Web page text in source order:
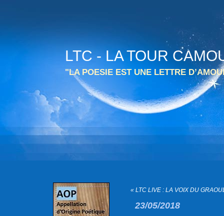
LTC - LA TOUR
"LA POESIE EST UNE LETTRE
« LTC LIVE : LA VOIX DU
23/05/2018